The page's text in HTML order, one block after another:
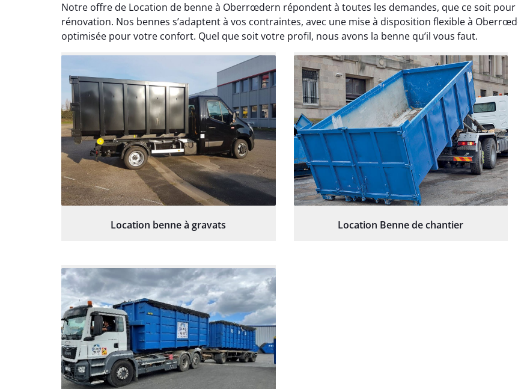
Notre offre de Location de benne à Oberrœdern répondent à toutes les demandes, que ce soit
rénovation. Nos bennes s’adaptent à vos contraintes, avec une mise à disposition flexible à
optimisée pour votre confort. Quel que soit votre profil, nous avons la benne qu’il vous faut.
Location benne à gravats Location Benne de chantier